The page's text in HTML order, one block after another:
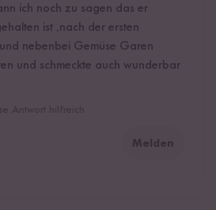
ich noch zu sagen das er
ist ,nach der ersten
nebenbei Gemüse Garen
und schmeckte auch wunderbar
Melden